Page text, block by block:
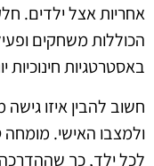
אחריות אצל ילדים.
הכוללות משחקים
באסטרטגיות חינוכיות
חשוב להבין איזו
ולמצבו האישי. מומחה
לכל ילד, כך